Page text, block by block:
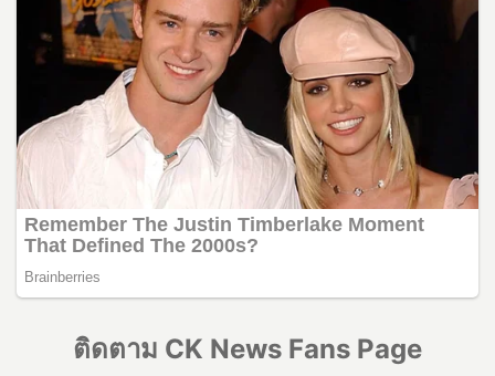
ติดตาม CK News Fans Page